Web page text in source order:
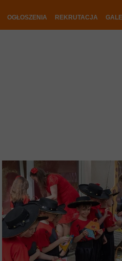
OGŁOSZENIA REKRUTACJA